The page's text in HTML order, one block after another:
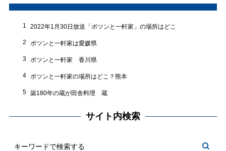
1 2022年1月30日放送「ポツンと一軒家」の場所はどこ
2 ポツンと一軒家は愛媛県
3 ポツンと一軒家 香川県
4 ポツンと一軒家の場所はどこ？熊本
5 築180年の蔵が田舎料理 蔵
サイト内検索